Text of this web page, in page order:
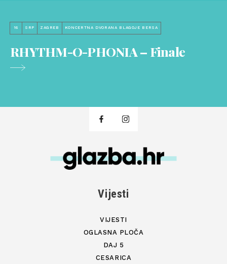
16 SRP ZAGREB KONCERTNA DVORANA BLAGOJE BERSA
RHYTHM-O-PHONIA – Finale
Vijesti
VIJESTI
OGLASNA PLOČA
DAJ 5
CESARICA